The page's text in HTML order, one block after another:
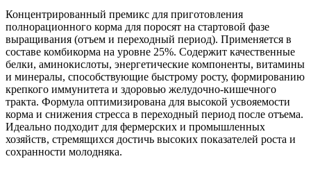
Концентрированный премикс для приготовления
полнорационного корма для поросят на стартовой фазе
выращивания (отъем и переходный период). Применяется в
составе комбикорма на уровне 25%. Содержит качественные
белки, аминокислоты, энергетические компоненты, витамины
и минералы, способствующие быстрому росту, формированию
крепкого иммунитета и здоровью желудочно-кишечного
тракта. Формула оптимизирована для высокой усвояемости
корма и снижения стресса в переходный период после отъема.
Идеально подходит для фермерских и промышленных
хозяйств, стремящихся достичь высоких показателей роста и
сохранности молодняка.